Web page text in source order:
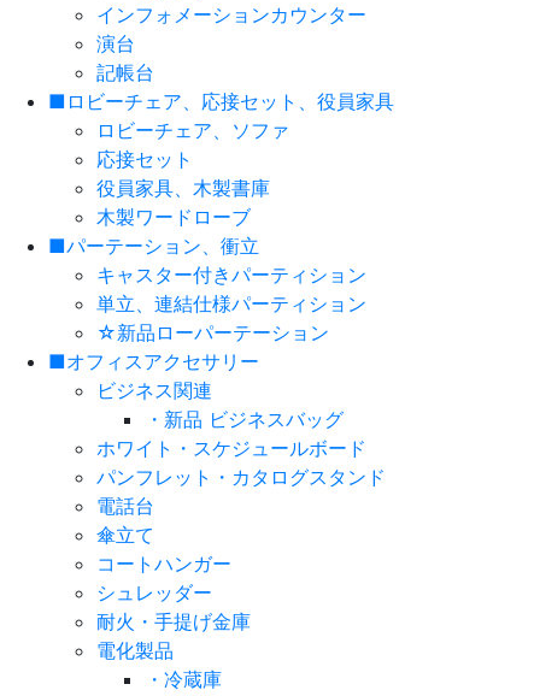
インフォメーションカウンター
演台
記帳台
■ロビーチェア、応接セット、役員家具
ロビーチェア、ソファ
応接セット
役員家具、木製書庫
木製ワードローブ
■パーテーション、衝立
キャスター付きパーティション
単立、連結仕様パーティション
☆新品ローパーテーション
■オフィスアクセサリー
ビジネス関連
・新品 ビジネスバッグ
ホワイト・スケジュールボード
パンフレット・カタログスタンド
電話台
傘立て
コートハンガー
シュレッダー
耐火・手提げ金庫
電化製品
・冷蔵庫